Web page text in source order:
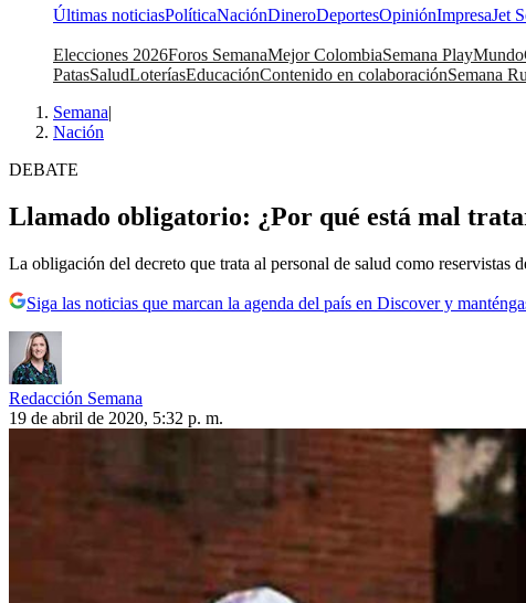
Últimas noticiasPolíticaNaciónDineroDeportesOpiniónImpresaJet
Elecciones 2026Foros SemanaMejor ColombiaSemana PlayMundo
PatasSaludLoteríasEducaciónContenido en colaboraciónSemana
Semana|
Nación
DEBATE
Llamado obligatorio: ¿Por qué está mal
La obligación del decreto que trata al personal de salud como
Siga las noticias que marcan la agenda del país en Discover y
Redacción Semana
19 de abril de 2020, 5:32 p. m.